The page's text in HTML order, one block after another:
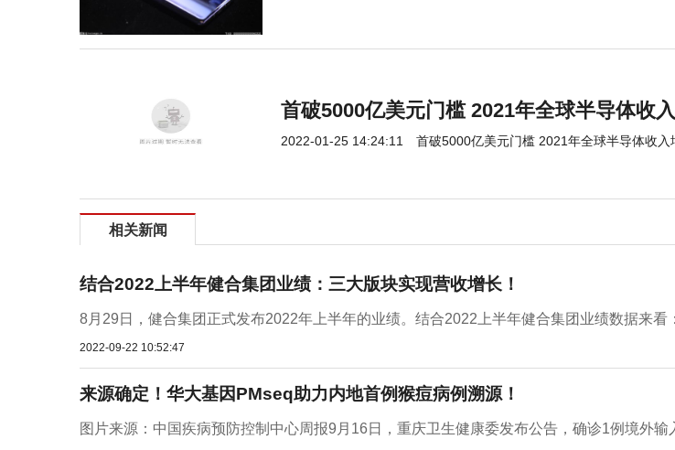
首破5000亿美元门槛 2021年全球半导体收
2022-01-25 14:24:11 首破5000亿美元门槛 2021年全球半导体收入
相关新闻
结合2022上半年健合集团业绩：三大版块实现营收增长！
8月29日，健合集团正式发布2022年上半年的业绩。结合2022上半年健合集团业绩数据来看
2022-09-22 10:52:47
来源确定！华大基因PMseq助力内地首例猴痘病例溯源！
图片来源：中国疾病预防控制中心周报9月16日，重庆卫生健康委发布公告，确诊1例境外输